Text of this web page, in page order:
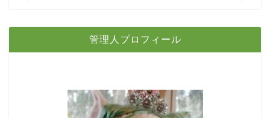
管理人プロフィール